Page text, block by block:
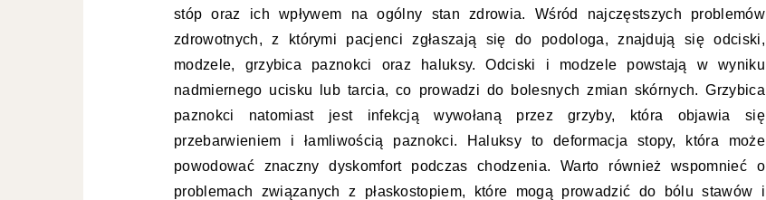
stóp oraz ich wpływem na ogólny stan zdrowia. Wśród najczęstszych problemów
zdrowotnych, z którymi pacjenci zgłaszają się do podologa, znajdują się odciski,
modzele, grzybica paznokci oraz haluksy. Odciski i modzele powstają w wyniku
nadmiernego ucisku lub tarcia, co prowadzi do bolesnych zmian skórnych. Grzybica
paznokci natomiast jest infekcją wywołaną przez grzyby, która objawia się
przebarwieniem i łamliwością paznokci. Haluksy to deformacja stopy, która może
powodować znaczny dyskomfort podczas chodzenia. Warto również wspomnieć o
problemach związanych z płaskostopiem, które mogą prowadzić do bólu stawów i